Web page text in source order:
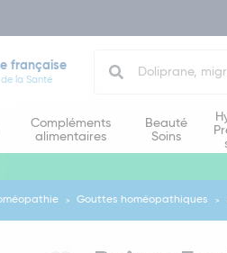
française
la Santé
Compléments
alimentaires
Beauté
Soins
Gouttes homéopathiques